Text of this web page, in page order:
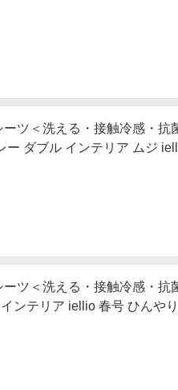
加,動画あり
ツ＜洗える・接触冷感・抗
ダブル インテリア ムジ
ラー,新色追加,動画あり
ツ＜洗える・接触冷感・抗
ンテリア iellio 春号 ひんや
画あり